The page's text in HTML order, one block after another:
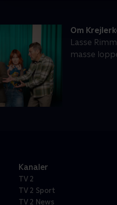
Om
Lasse
masse
Kanaler
TV 2
TV 2 Sport
TV 2 News